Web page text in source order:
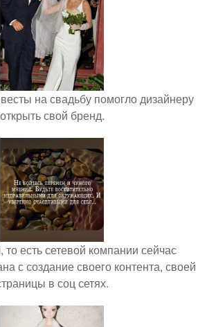
на свадьбу помогло дизайнеру
открыть свой бренд.
то есть сетевой компании сейчас
с создание своего контента, своей
в соц сетях.